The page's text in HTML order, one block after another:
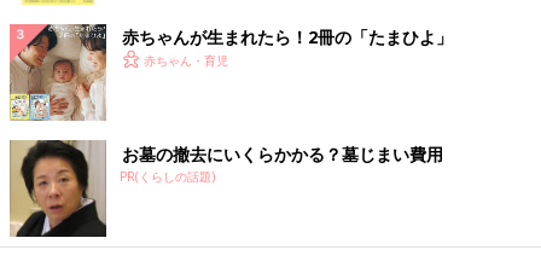
んの患者さんを支えるための議論と、知見の共有を行いました。
わかちゃんが生み出した妖精のキラちゃんをイメー
ジキャラクターに
赤ちゃんが生まれたら！2冊の「たまひよ」
赤ちゃん・育児
お墓の撤去にいくらかかる？墓じまい費用
PR(くらしの話題)